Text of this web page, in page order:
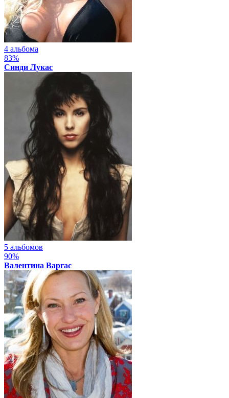
4 альбома
83%
Синди Лукас
5 альбомов
90%
Валентина Варгас